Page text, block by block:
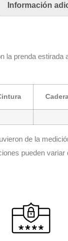
Información
la prenda estirada
de la
pueden variar